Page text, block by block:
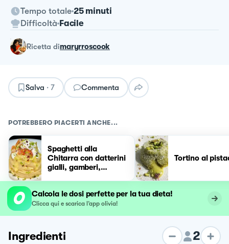
Tempo totale 25 minuti
Difficoltà Facile
ricetta dimaryrroscook
Salva · 7 Commenta
POTREBBERO PIACERTI ANCHE...
Spaghetti alla
Chitarra con datterini
gialli, gamberi,
Tortino al
Calcola le dosi perfette per la tua dieta!
Clicca qui e scarica l’app olivia!
Ingredienti 2